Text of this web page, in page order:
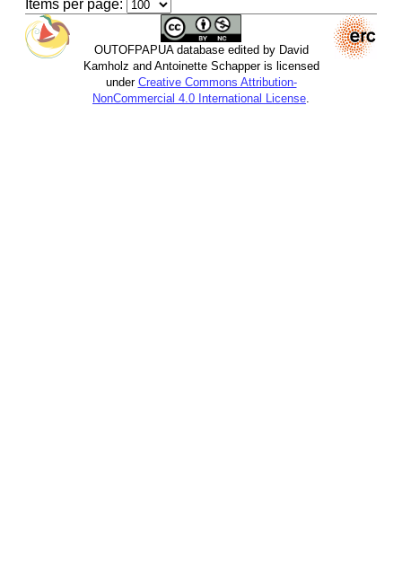
Items per page:
OUTOFPAPUA database edited by David
Kamholz and Antoinette Schapper is licensed
under Creative Commons Attribution-
NonCommercial 4.0 International License.